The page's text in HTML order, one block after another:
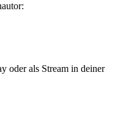
oder als Stream in deiner